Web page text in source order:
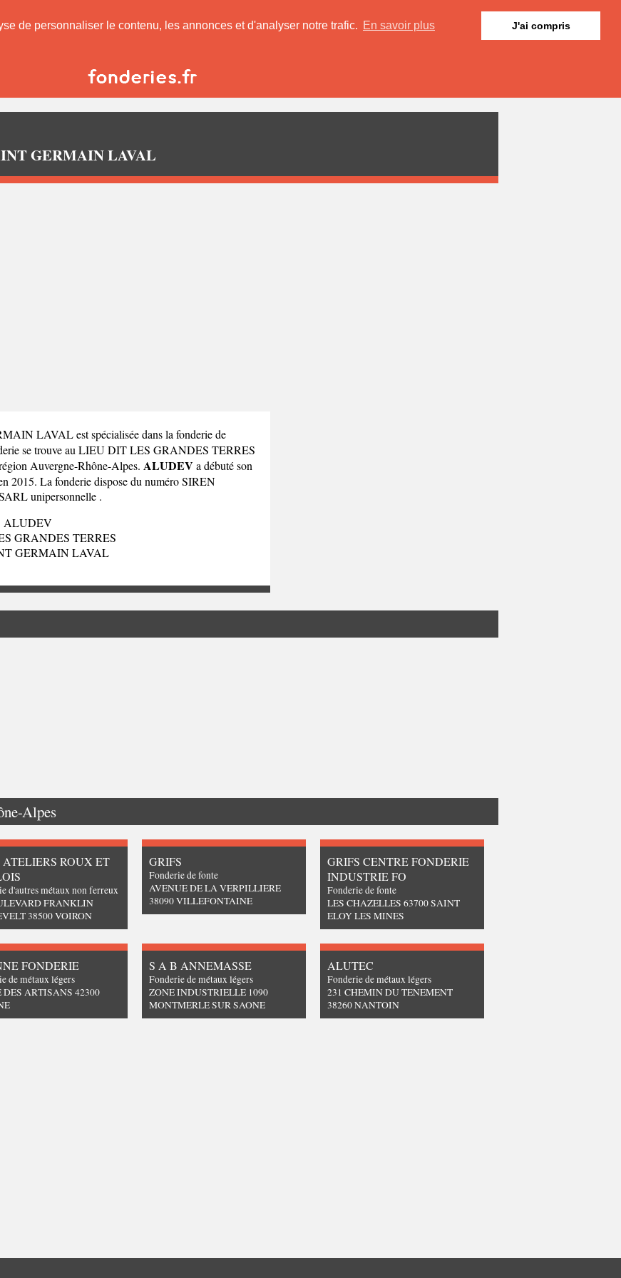
de personnaliser le contenu, les annonces et d'analyser notre trafic. En savoir plus J'ai compris
GERMAIN LAVAL
LAVAL est spécialisée dans la fonderie de
se trouve au LIEU DIT LES GRANDES TERRES
Auvergne-Rhône-Alpes. ALUDEVa débuté son
2015. La fonderie dispose du numéro SIREN
unipersonnelle .
ALUDEV
GRANDES TERRES
GERMAIN LAVAL
Alpes
ROUX ET
d'autres métaux non ferreux
FRANKLIN
38500 VOIRON
GRIFS
Fonderie de fonte
AVENUE DE LA VERPILLIERE
38090 VILLEFONTAINE
GRIFS CENTRE FONDERIE
INDUSTRIE FO
Fonderie de fonte
LES CHAZELLES 63700 SAINT
ELOY LES MINES
FONDERIE
de métaux légers
DES ARTISANS 42300
S A B ANNEMASSE
Fonderie de métaux légers
ZONE INDUSTRIELLE 1090
MONTMERLE SUR SAONE
ALUTEC
Fonderie de métaux légers
231 CHEMIN DU TENEMENT
38260 NANTOIN